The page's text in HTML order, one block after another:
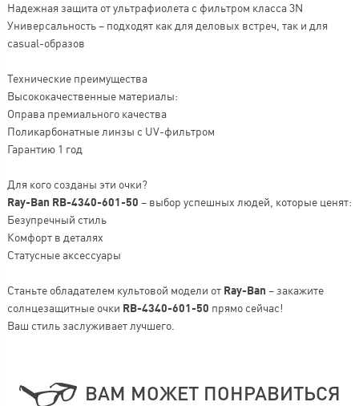
Надежная защита от ультрафиолета с фильтром класса 3N
Универсальность – подходят как для деловых встреч, так и для
casual-образов
Технические преимущества
Высококачественные материалы:
Оправа премиального качества
Поликарбонатные линзы с UV-фильтром
Гарантию 1 год
Для кого созданы эти очки?
Ray-Ban RB-4340-601-50 – выбор успешных людей, которые ценят:
Безупречный стиль
Комфорт в деталях
Статусные аксессуары
Станьте обладателем культовой модели от Ray-Ban – закажите
солнцезащитные очки RB-4340-601-50 прямо сейчас!
Ваш стиль заслуживает лучшего.
ВАМ МОЖЕТ ПОНРАВИТЬСЯ